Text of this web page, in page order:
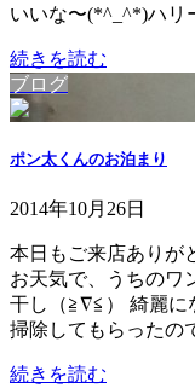
いいな〜(*^_^*)ハ
続きを読む
ブログ
ポン太くんのお泊まり
2014年10月26日
本日もご来店ありが
お天気で、うちのワ
干し（≧∇≦） 綺麗に
掃除してもらったの
続きを読む